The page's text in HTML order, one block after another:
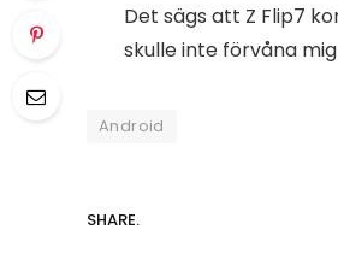
Det sägs att Z Flip7
skulle inte förvåna
Android
SHARE.